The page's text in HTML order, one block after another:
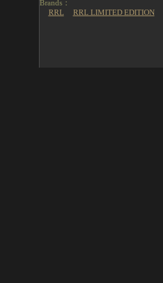
Brands：
RRL
RRL LIMITED EDITION